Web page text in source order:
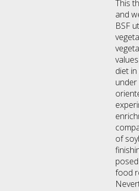
This
and
BSF
diet
under
of
food